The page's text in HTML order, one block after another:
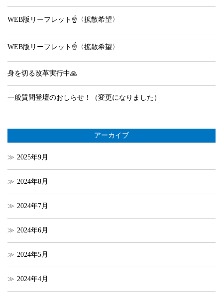
WEB版リーフレット☝️〈拡散希望〉
WEB版リーフレット☝️〈拡散希望〉
身を切る改革実行中🙏
一般質問登壇のおしらせ！（変更になりました）
アーカイブ
2025年9月
2024年8月
2024年7月
2024年6月
2024年5月
2024年4月